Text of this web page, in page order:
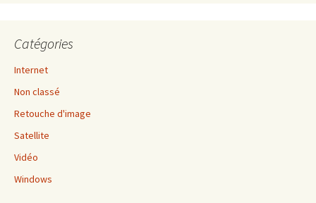
Catégories
Internet
Non classé
Retouche d'image
Satellite
Vidéo
Windows